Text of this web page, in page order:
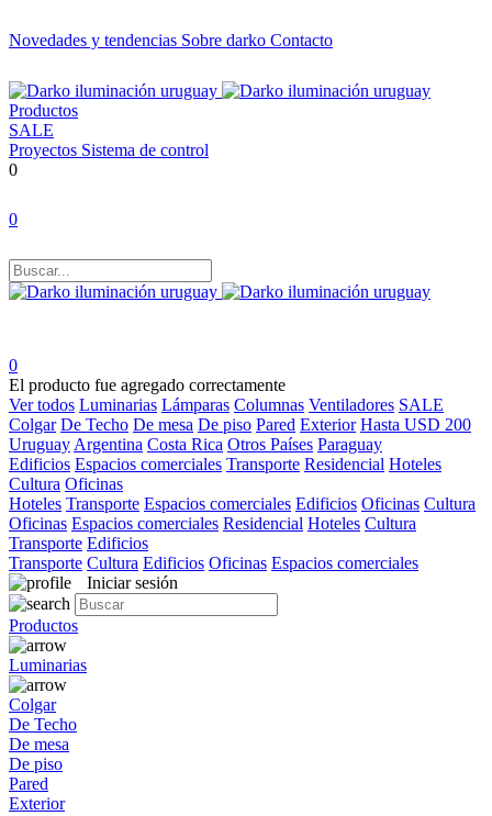
Novedades y tendencias Sobre darko Contacto
Productos
SALE
Proyectos Sistema de control
0
0
0
El producto fue agregado correctamente
Ver todos Luminarias Lámparas Columnas Ventiladores SALE
Colgar De Techo De mesa De piso Pared Exterior Hasta USD 200
Uruguay Argentina Costa Rica Otros Países Paraguay
Edificios Espacios comerciales Transporte Residencial Hoteles
Cultura Oficinas
Hoteles Transporte Espacios comerciales Edificios Oficinas Cultura
Oficinas Espacios comerciales Residencial Hoteles Cultura
Transporte Edificios
Transporte Cultura Edificios Oficinas Espacios comerciales
Iniciar sesión
Productos
Luminarias
Colgar
De Techo
De mesa
De piso
Pared
Exterior